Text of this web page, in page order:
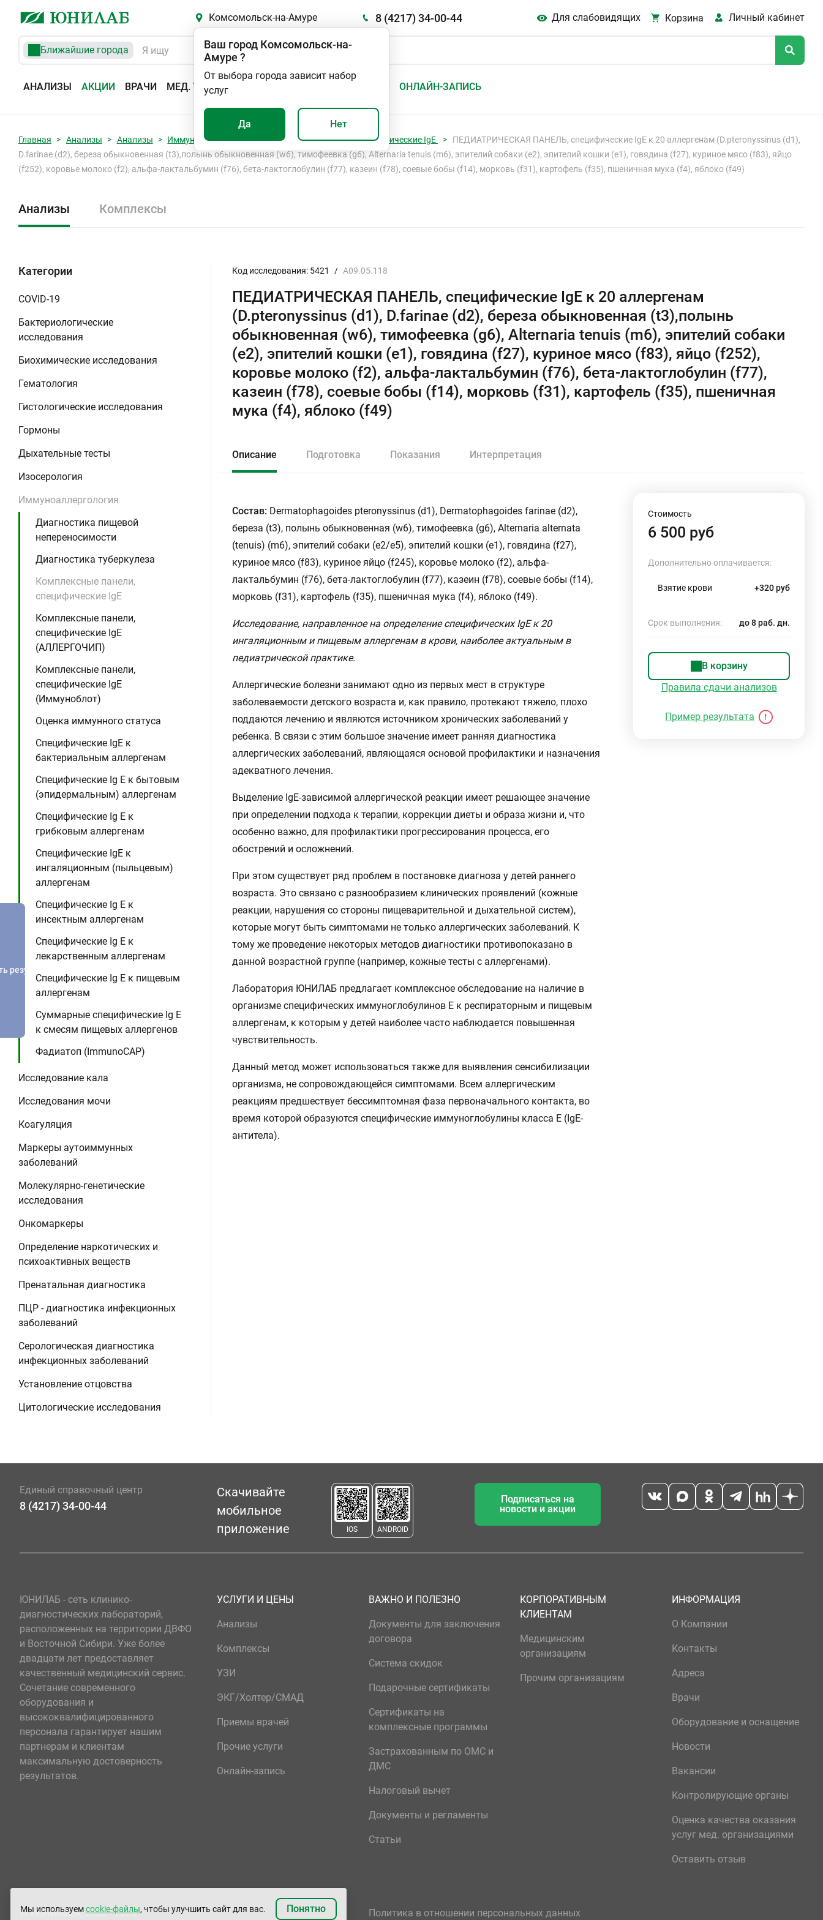
Комсомольск-на-Амуре 8 (4217) 34-00-44 Для слабовидящих Корзина Личный кабинет
Ближайшие города
АНАЛИЗЫ АКЦИИ ВРАЧИ МЕД. УСЛУГИ ОНЛАЙН-ЗАПИСЬ
Ваш город Комсомольск-на-
Амуре ?
От выбора города зависит набор
услуг
Да Нет
Главная Анализы Анализы Иммуноаллергология Комплексные панели, специфические IgE
ПЕДИАТРИЧЕСКАЯ ПАНЕЛЬ, специфические IgE к 20 аллергенам (D.pteronyssinus (d1),
D.farinae (d2), береза обыкновенная (t3),полынь обыкновенная (w6), тимофеевка (g6), Alternaria tenuis (m6), эпителий собаки (e2), эпителий кошки (e1), говядина (f27), куриное мясо (f83), яйцо
(f252), коровье молоко (f2), альфа-лактальбумин (f76), бета-лактоглобулин (f77), казеин (f78), соевые бобы (f14), морковь (f31), картофель (f35), пшеничная мука (f4), яблоко (f49)
Анализы Комплексы
Категории
COVID-19
Бактериологические
исследования
Биохимические исследования
Гематология
Гистологические исследования
Гормоны
Дыхательные тесты
Изосерология
Иммуноаллергология
Диагностика пищевой
непереносимости
Диагностика туберкулеза
Комплексные панели,
специфические IgE
Комплексные панели,
специфические IgE
(АЛЛЕРГОЧИП)
Комплексные панели,
специфические IgE
(Иммуноблот)
Оценка иммунного статуса
Специфические IgE к
бактериальным аллергенам
Специфические Ig E к бытовым
(эпидермальным) аллергенам
Специфические Ig E к
грибковым аллергенам
Специфические IgE к
ингаляционным (пыльцевым)
аллергенам
Специфические Ig E к
инсектным аллергенам
Специфические Ig E к
лекарственным аллергенам
Специфические Ig E к пищевым
аллергенам
Суммарные специфические Ig E
к смесям пищевых аллергенов
Фадиатоп (ImmunoCAP)
Исследование кала
Исследования мочи
Коагуляция
Маркеры аутоиммунных
заболеваний
Молекулярно-генетические
исследования
Онкомаркеры
Определение наркотических и
психоактивных веществ
Пренатальная диагностика
ПЦР - диагностика инфекционных
заболеваний
Серологическая диагностика
инфекционных заболеваний
Установление отцовства
Цитологические исследования
Код исследования: 5421 / A09.05.118
ПЕДИАТРИЧЕСКАЯ ПАНЕЛЬ, специфические IgE к 20 аллергенам
(D.pteronyssinus (d1), D.farinae (d2), береза обыкновенная (t3),полынь
обыкновенная (w6), тимофеевка (g6), Alternaria tenuis (m6), эпителий собаки
(e2), эпителий кошки (e1), говядина (f27), куриное мясо (f83), яйцо (f252),
коровье молоко (f2), альфа-лактальбумин (f76), бета-лактоглобулин (f77),
казеин (f78), соевые бобы (f14), морковь (f31), картофель (f35), пшеничная
мука (f4), яблоко (f49)
Описание Подготовка Показания Интерпретация
Состав: Dermatophagoides pteronyssinus (d1), Dermatophagoides farinae (d2),
береза (t3), полынь обыкновенная (w6), тимофеевка (g6), Alternaria alternata
(tenuis) (m6), эпителий собаки (e2/е5), эпителий кошки (e1), говядина (f27),
куриное мясо (f83), куриное яйцо (f245), коровье молоко (f2), альфа-
лактальбумин (f76), бета-лактоглобулин (f77), казеин (f78), соевые бобы (f14),
морковь (f31), картофель (f35), пшеничная мука (f4), яблоко (f49).
Исследование, направленное на определение специфических IgE к 20
ингаляционным и пищевым аллергенам в крови, наиболее актуальным в
педиатрической практике.
Аллергические болезни занимают одно из первых мест в структуре
заболеваемости детского возраста и, как правило, протекают тяжело, плохо
поддаются лечению и являются источником хронических заболеваний у
ребенка. В связи с этим большое значение имеет ранняя диагностика
аллергических заболеваний, являющаяся основой профилактики и назначения
адекватного лечения.
Выделение IgE-зависимой аллергической реакции имеет решающее значение
при определении подхода к терапии, коррекции диеты и образа жизни и, что
особенно важно, для профилактики прогрессирования процесса, его
обострений и осложнений.
При этом существует ряд проблем в постановке диагноза у детей раннего
возраста. Это связано с разнообразием клинических проявлений (кожные
реакции, нарушения со стороны пищеварительной и дыхательной систем),
которые могут быть симптомами не только аллергических заболеваний. К
тому же проведение некоторых методов диагностики противопоказано в
данной возрастной группе (например, кожные тесты с аллергенами).
Лаборатория ЮНИЛАБ предлагает комплексное обследование на наличие в
организме специфических иммуноглобулинов Е к респираторным и пищевым
аллергенам, к которым у детей наиболее часто наблюдается повышенная
чувствительность.
Данный метод может использоваться также для выявления сенсибилизации
организма, не сопровождающейся симптомами. Всем аллергическим
реакциям предшествует бессимптомная фаза первоначального контакта, во
время которой образуются специфические иммуноглобулины класса Е (IgE-
антитела).
Стоимость
6 500 руб
Дополнительно оплачивается:
Взятие крови +320 руб
Срок выполнения: до 8 раб. дн.
В корзину
Правила сдачи анализов
Пример результата
результатов
Единый справочный центр
8 (4217) 34-00-44
Скачивайте
мобильное
приложение
IOS ANDROID
Подписаться на
новости и акции
ЮНИЛАБ - сеть клинико-
диагностических лабораторий,
расположенных на территории ДВФО
и Восточной Сибири. Уже более
двадцати лет предоставляет
качественный медицинский сервис.
Сочетание современного
оборудования и
высококвалифицированного
персонала гарантирует нашим
партнерам и клиентам
максимальную достоверность
результатов.
УСЛУГИ И ЦЕНЫ
Анализы
Комплексы
УЗИ
ЭКГ/Холтер/СМАД
Приемы врачей
Прочие услуги
Онлайн-запись
ВАЖНО И ПОЛЕЗНО
Документы для заключения
договора
Система скидок
Подарочные сертификаты
Сертификаты на
комплексные программы
Застрахованным по ОМС и
ДМС
Налоговый вычет
Документы и регламенты
Статьи
КОРПОРАТИВНЫМ
КЛИЕНТАМ
Медицинским
организациям
Прочим организациям
ИНФОРМАЦИЯ
О Компании
Контакты
Адреса
Врачи
Оборудование и оснащение
Новости
Вакансии
Контролирующие органы
Оценка качества оказания
услуг мед. организациями
Оставить отзыв
© «ЮНИЛАБ», 2003 - 2026 Политика в отношении персональных данных
Мы используемcookie-файлы, чтобы улучшить сайт для вас. Понятно